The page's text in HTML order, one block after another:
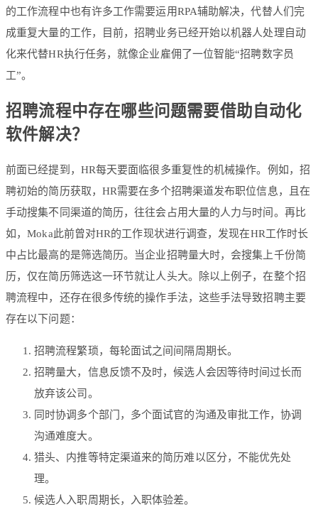
的工作流程中也有许多工作需要运用RPA辅助解决，代替人们完
成重复大量的工作，目前，招聘业务已经开始以机器人处理自动
化来代替HR执行任务，就像企业雇佣了一位智能“招聘数字员
工”。
招聘流程中存在哪些问题需要借助自动化
软件解决？
前面已经提到，HR每天要面临很多重复性的机械操作。例如，招
聘初始的简历获取，HR需要在多个招聘渠道发布职位信息，且在
手动搜集不同渠道的简历，往往会占用大量的人力与时间。再比
如，Moka此前曾对HR的工作现状进行调查，发现在HR工作时长
中占比最高的是筛选简历。当企业招聘量大时，会搜集上千份简
历，仅在简历筛选这一环节就让人头大。除以上例子，在整个招
聘流程中，还存在很多传统的操作手法，这些手法导致招聘主要
存在以下问题：
招聘流程繁琐，每轮面试之间间隔周期长。
招聘量大，信息反馈不及时，候选人会因等待时间过长而
放弃该公司。
同时协调多个部门，多个面试官的沟通及审批工作，协调
沟通难度大。
猎头、内推等特定渠道来的简历难以区分，不能优先处
理。
候选人入职周期长，入职体验差。